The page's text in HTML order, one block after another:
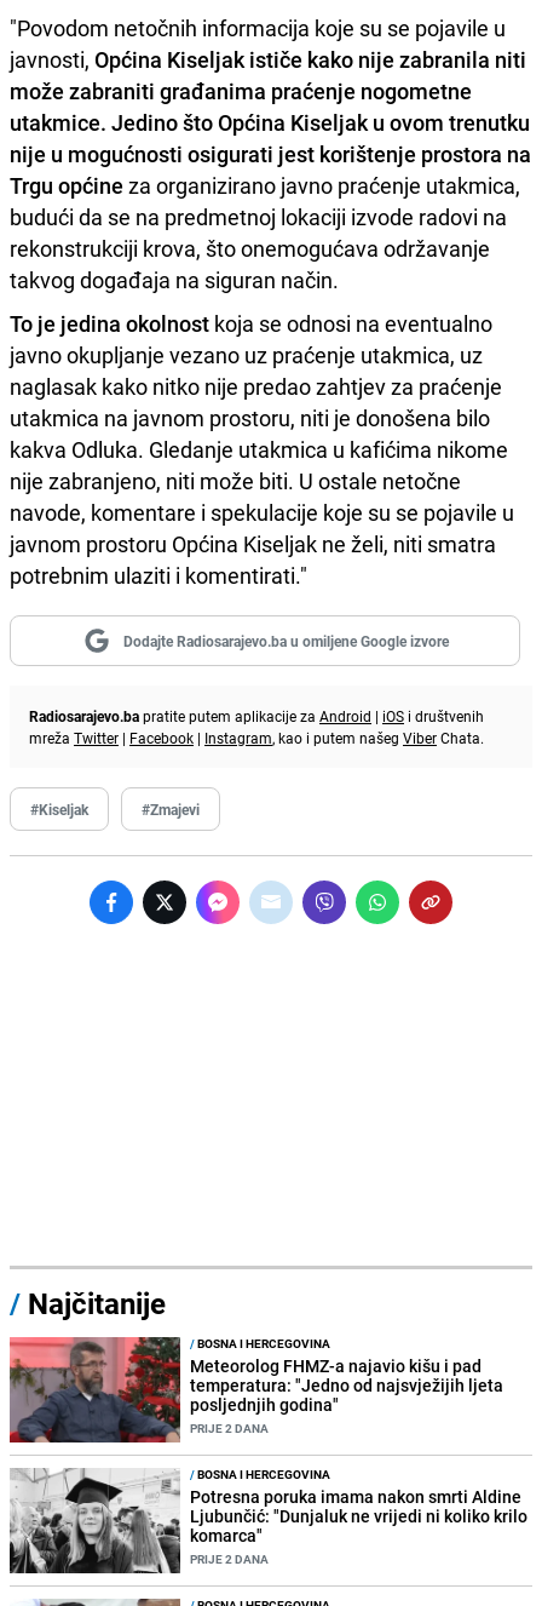
"Povodom netočnih informacija koje su se pojavile u
javnosti, Općina Kiseljak ističe kako nije zabranila niti
može zabraniti građanima praćenje nogometne
utakmice. Jedino što Općina Kiseljak u ovom trenutku
nije u mogućnosti osigurati jest korištenje prostora na
Trgu općine za organizirano javno praćenje utakmica,
budući da se na predmetnoj lokaciji izvode radovi na
rekonstrukciji krova, što onemogućava održavanje
takvog događaja na siguran način.
To je jedina okolnost koja se odnosi na eventualno
javno okupljanje vezano uz praćenje utakmica, uz
naglasak kako nitko nije predao zahtjev za praćenje
utakmica na javnom prostoru, niti je donošena bilo
kakva Odluka. Gledanje utakmica u kafićima nikome
nije zabranjeno, niti može biti. U ostale netočne
navode, komentare i spekulacije koje su se pojavile u
javnom prostoru Općina Kiseljak ne želi, niti smatra
potrebnim ulaziti i komentirati."
Dodajte Radiosarajevo.ba u omiljene Google izvore
Radiosarajevo.bapratite putem aplikacije za Android | iOS i društvenih
mreža Twitter | Facebook | Instagram, kao i putem našeg ViberChata.
#Kiseljak #Zmajevi
/ Najčitanije
/BOSNA I HERCEGOVINA
Meteorolog FHMZ-a najavio kišu i pad
temperatura: "Jedno od najsvježijih ljeta
posljednjih godina"
PRIJE 2 DANA
/BOSNA I HERCEGOVINA
Potresna poruka imama nakon smrti Aldine
Ljubunčić: "Dunjaluk ne vrijedi ni koliko krilo
komarca"
PRIJE 2 DANA